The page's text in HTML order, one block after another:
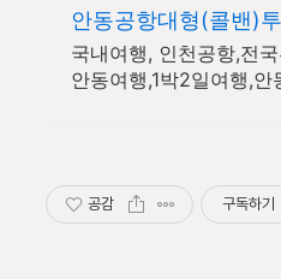
안동공항대형(콜밴)
택시
국내여행, 인천공항,전
안동여행,1박2일여행,안
공감 구독하기